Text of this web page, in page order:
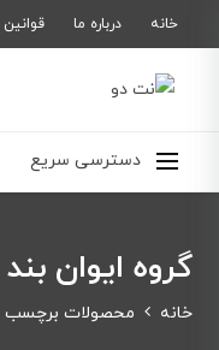
خانه درباره ما
دسترسی سریع
گروه ایوان بند
خانه محصولات برچسب